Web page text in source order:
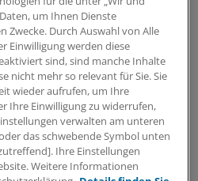
Ärztin bzw. Arzt auflistet. Die
und Fachärzten sind groß.
Vorprüfung wird in
Ärztinnen und Ärzte in
um Ihnen Dienste
Zwecke. Durch Auswahl von Alle
Einwilligung werden diese
sind, sind manche Inhalte
nicht mehr so relevant für Sie. Sie
wieder aufrufen, um Ihre
Ihre Einwilligung zu widerrufen,
verwalten am unteren
das schwebende Symbol unten
Ihre Einstellungen
Weitere Informationen